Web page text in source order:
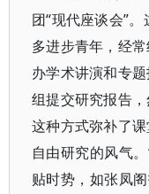
团“现代座谈会”
多进步青年，经
办学术讲演和专
组提交研究报告，
这种方式弥补了
自由研究的风气
贴时势，如张凤